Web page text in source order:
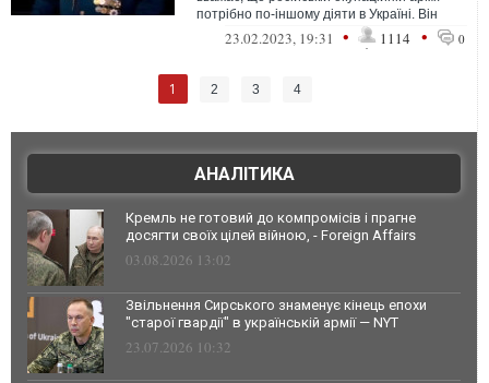
потрібно по-іншому діяти в Україні. Він
закликає повністю знищувати україн...
23.02.2023, 19:31 • 1114 • 0
1 2 3 4
АНАЛІТИКА
Кремль не готовий до компромісів і прагне
досягти своїх цілей війною, - Foreign Affairs
03.08.2026 13:02
Звільнення Сирського знаменує кінець епохи
"старої гвардії" в українській армії — NYT
23.07.2026 10:32